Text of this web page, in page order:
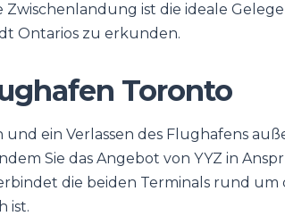
ist die ideale
Ontarios zu erkunden.
Toronto
ein Verlassen des Flughafens
Sie das Angebot von YYZ in
die beiden Terminals rund um
ist.